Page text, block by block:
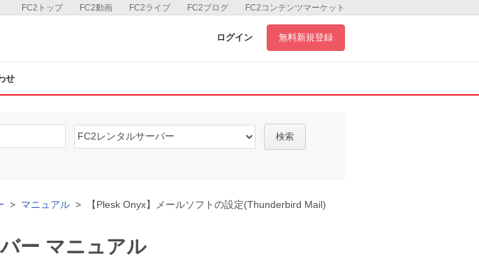
FC2コンテンツマーケット
FC2ブログ
FC2ライブ
FC2動画
FC2トップ
ログイン 無料新規登録
せ
検索
マニュアル 【Plesk Onyx】メールソフトの設定(Thunderbird Mail)
ー マニュアル